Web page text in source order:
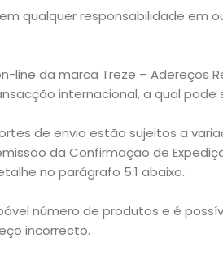
qualquer responsabilidade
line da marca Treze – Adereços
internacional, a qual
de envio estão sujeitos a
da Confirmação de
no parágrafo 5.1 abaixo.
número de produtos e é
incorrecto.